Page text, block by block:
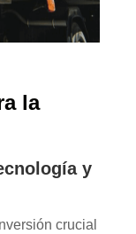
la
y
crucial